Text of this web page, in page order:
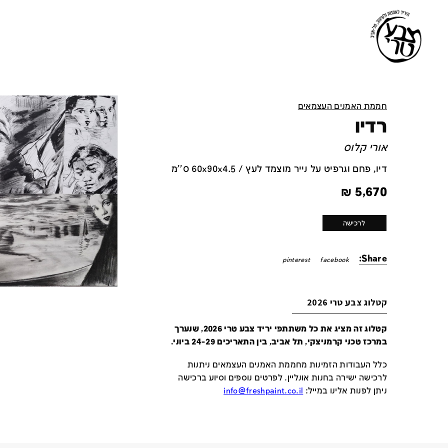
חממת האמנים העצמאים
רדיו
אורי קלוס
דיו, פחם וגרפיט על נייר מוצמד לעץ / 60x90x4.5 ס''מ
5,670
₪
לרכישה
Share:
facebook
pinterest
קטלוג צבע טרי 2026
קטלוג זה מציג את כל משתתפי יריד צבע טרי 2026, שנערך
במרכז טכני קרמניצקי, תל אביב, בין התאריכים 24-29 ביוני.
כלל העבודות הזמינות מחממת האמנים העצמאים ניתנות
לרכישה ישירה בחנות אונליין.לפרטים נוספים וסיוע ברכישה
ניתן לפנות אלינו במייל:
info@freshpaint.co.il